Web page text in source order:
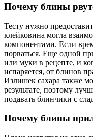
Почему блины
Тесту нужно
клейковина могла
компонентами. Если
порваться. Еще одной
или муки в рецепте, и
испаряется, от блинов
Излишек сахара также
результате, поэтому
подавать блинчики с
Почему блины